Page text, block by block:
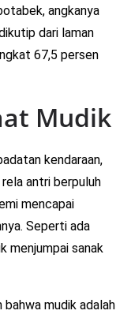
angkanya
dari laman
67,5 persen
Mudik
kendaraan,
antri berpuluh
mencapai
Seperti ada
menjumpai sanak
bahwa mudik adalah